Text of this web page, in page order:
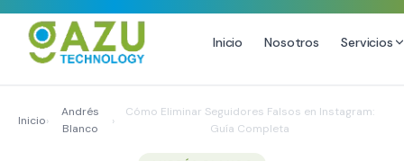
Inicio Nosotros Servicios
Inicio›
Andrés
Blanco
›
Cómo Eliminar Seguidores Falsos en Instagram:
Guía Completa